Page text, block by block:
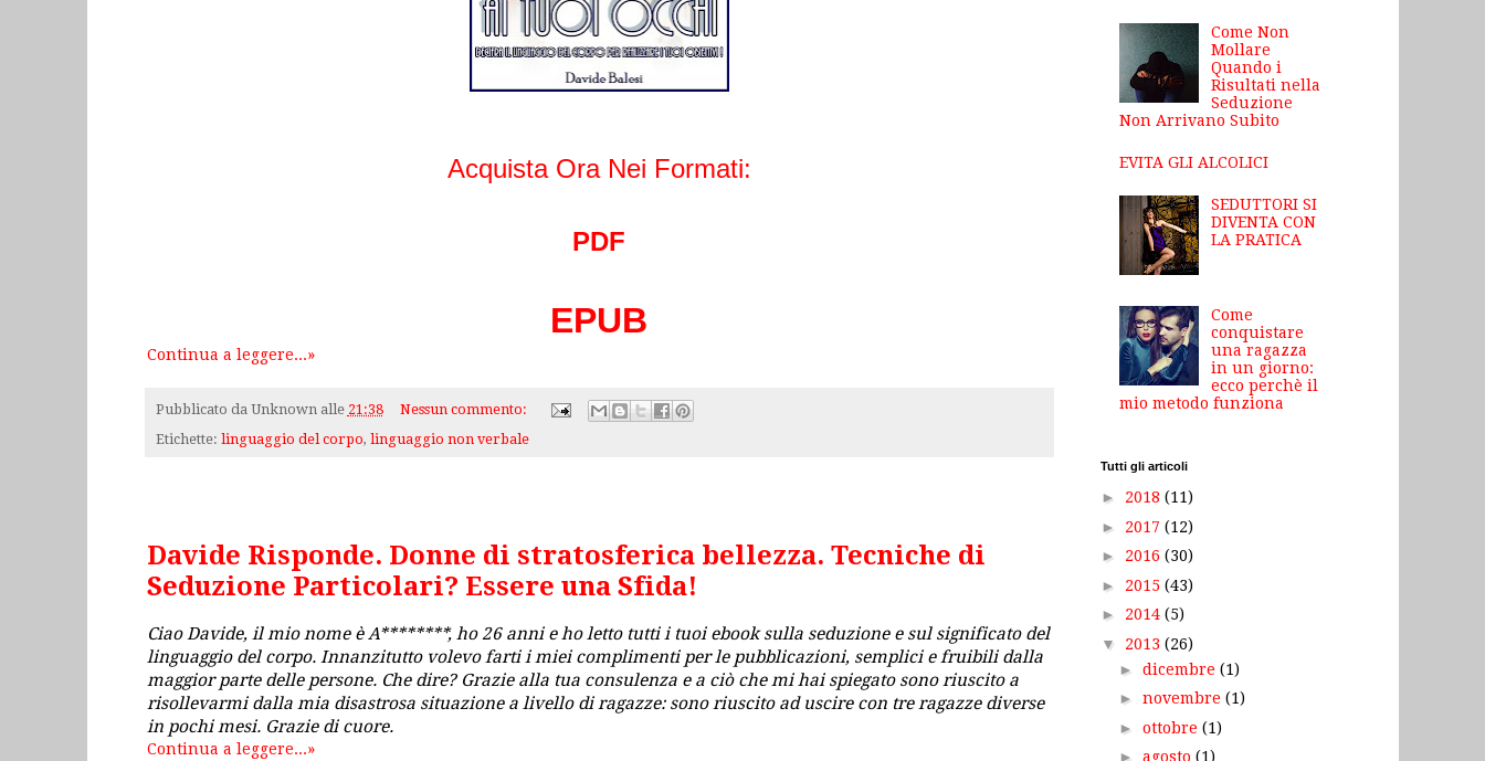
Acquista Ora Nei Formati:
PDF
EPUB
Continua a leggere...»
Pubblicato da Unknown alle 21:38
Nessun commento:
Etichette: linguaggio del corpo, linguaggio non verbale
Davide Risponde. Donne di stratosferica bellezza. Tecniche di
Seduzione Particolari? Essere una Sfida!
Ciao Davide, il mio nome è A********, ho 26 anni e ho letto tutti i tuoi ebook sulla seduzione e sul significato del
linguaggio del corpo. Innanzitutto volevo farti i miei complimenti per le pubblicazioni, semplici e fruibili dalla
maggior parte delle persone. Che dire? Grazie alla tua consulenza e a ciò che mi hai spiegato sono riuscito a
risollevarmi dalla mia disastrosa situazione a livello di ragazze: sono riuscito ad uscire con tre ragazze diverse
in pochi mesi. Grazie di cuore.
Continua a leggere...»
Come Non
Mollare
Quando i
Risultati nella
Seduzione
Non Arrivano Subito
EVITA GLI ALCOLICI
SEDUTTORI SI
DIVENTA CON
LA PRATICA
Come
conquistare
una ragazza
in un giorno:
ecco perchè il
mio metodo funziona
Tutti gli articoli
► 2018 (11)
► 2017 (12)
► 2016 (30)
► 2015 (43)
► 2014 (5)
▼ 2013 (26)
►dicembre(1)
►novembre(1)
►ottobre(1)
►agosto(1)